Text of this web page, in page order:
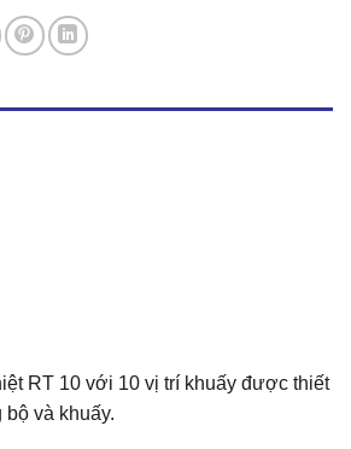
RT 10 với 10 vị trí khuấy được thiết
bộ và khuấy.